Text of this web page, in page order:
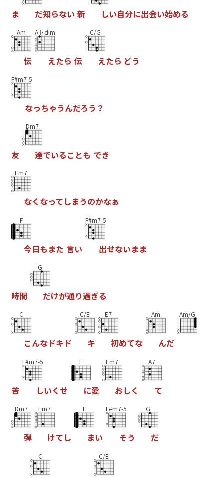
ま だ知らない 新 しい自分に出会い始める
Am
伝
A♭dim
えたら 伝
C/G
えたら どう
F#m7-5
なっちゃうんだろう ？
友
Dm7
達でいるこ とも でき
Em7
なく なってしまうのかなぁ
F
今日もまた 言い
F#m7-5
出せないまま
時間
G
だけが通り過ぎる
C
こんなドキ ド
C/E
キ
E7
初めてな
Am
んだ
Am/G
苦
F#m7-5
しいくせ
F
に愛
Em7
おしく
A7
て
Dm7
弾
Em7
けてし
F
まい
F#m7-5
そう
G
だ
C C/E